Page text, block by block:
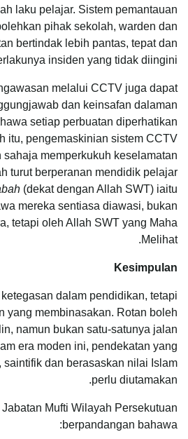
laku pelajar. Sistem pemantauan
pihak sekolah, warden dan
bertindak lebih pantas, tepat dan
insiden yang tidak diingini.
melalui CCTV juga dapat
dan keinsafan dalaman
setiap perbuatan diperhatikan
itu, pengemaskinian sistem CCTV
memperkukuh keselamatan
turut berperanan mendidik pelajar
(dekat dengan Allah SWT) iaitu
mereka sentiasa diawasi, bukan
tetapi oleh Allah SWT yang Maha
Melihat.
Kesimpulan
dalam pendidikan, tetapi
yang membinasakan. Rotan boleh
namun bukan satu-satunya jalan
era moden ini, pendekatan yang
saintifik dan berasaskan nilai Islam
perlu diutamakan.
Mufti Wilayah Persekutuan
berpandangan bahawa: